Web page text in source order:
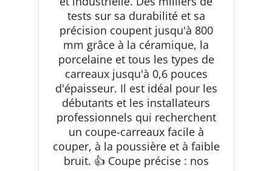
tests sur sa durabilité et sa
précision coupent jusqu'à 800
mm grâce à la céramique, la
porcelaine et tous les types de
carreaux jusqu'à 0,6 pouces
d'épaisseur. Il est idéal pour les
débutants et les installateurs
professionnels qui recherchent
un coupe-carreaux facile à
couper, à la poussière et à faible
bruit. 👍 Coupe précise : nos